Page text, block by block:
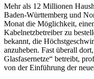
Mehr als 12 Millionen
Baden-Württemberg und
Monat die Möglichkeit,
Kabelnetzbetreiber zu
bekannt, die
anzuheben. Fast überall
Glasfasernetze“ betreibt,
von der Einführung der